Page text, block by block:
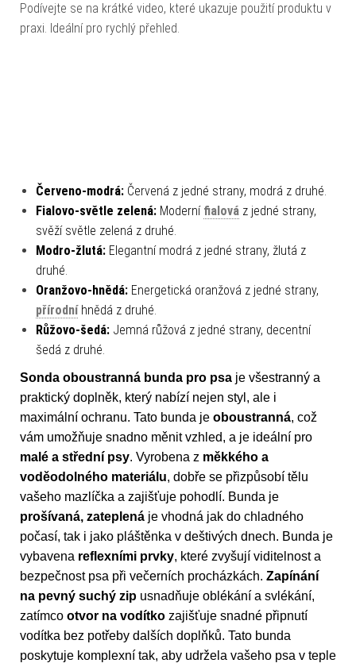
Podívejte se na krátké video, které ukazuje použití produktu v
praxi. Ideální pro rychlý přehled.
Červeno-modrá: Červená z jedné strany, modrá z druhé.
Fialovo-světle zelená: Moderní fialová z jedné strany,
svěží světle zelená z druhé.
Modro-žlutá: Elegantní modrá z jedné strany, žlutá z
druhé.
Oranžovo-hnědá: Energetická oranžová z jedné strany,
přírodníhnědá z druhé.
Růžovo-šedá: Jemná růžová z jedné strany, decentní
šedá z druhé.
Sonda oboustranná bunda pro psa je všestranný a
praktický doplněk, který nabízí nejen styl, ale i
maximální ochranu. Tato bunda je oboustranná, což
vám umožňuje snadno měnit vzhled, a je ideální pro
malé a střední psy. Vyrobena z měkkého a
voděodolného materiálu, dobře se přizpůsobí tělu
vašeho mazlíčka a zajišťuje pohodlí. Bunda je
prošívaná, zateplená je vhodná jak do chladného
počasí, tak i jako pláštěnka v deštivých dnech. Bunda je
vybavena reflexními prvky, které zvyšují viditelnost a
bezpečnost psa při večerních procházkách. Zapínání
na pevný suchý zip usnadňuje oblékání a svlékání,
zatímco otvor na vodítko zajišťuje snadné připnutí
vodítka bez potřeby dalších doplňků. Tato bunda
poskytuje komplexní tak, aby udržela vašeho psa v teple